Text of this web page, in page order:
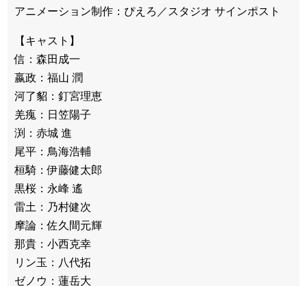
アニメーション制作：ぴえろ／スタジオ サインポスト
【キャスト】
信：森田成一
嬴政：福山 潤
河了貂：釘宮理恵
羌瘣：日笠陽子
渕：赤城 進
尾平：鳥海浩輔
桓騎：伊藤健太郎
黒桜：永峰 遙
雷土：乃村健次
摩論：佐久間元輝
那貴：小西克幸
リン玉：八代拓
ゼノウ：蓮岳大